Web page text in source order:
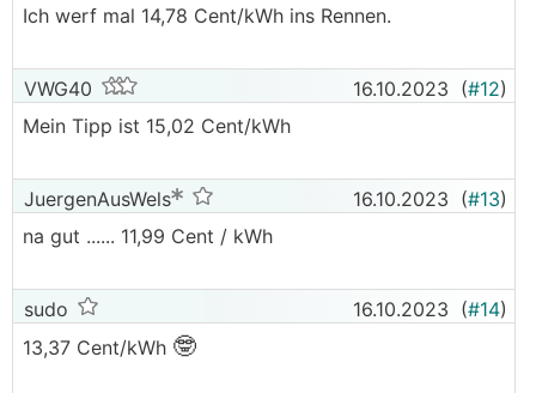
Ich werf mal 14,78 Cent/kWh ins Rennen.
VWG40 16.10.2023 (#12)
Mein Tipp ist 15,02 Cent/kWh
JuergenAusWels 16.10.2023 (#13)
na gut ...... 11,99 Cent / kWh
sudo 16.10.2023 (#14)
13,37 Cent/kWh 🤓